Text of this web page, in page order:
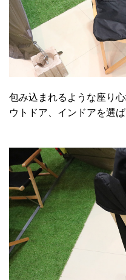
包み込まれるような座り
ウトドア、インドアを選